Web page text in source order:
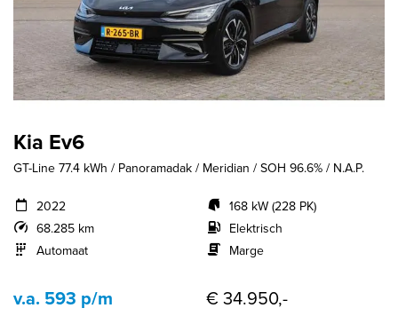
Kia Ev6
GT-Line 77.4 kWh / Panoramadak / Meridian / SOH 96.6% / N.A.P.
2022
68.285 km
Automaat
168 kW (228 PK)
Elektrisch
Marge
v.a. 593 p/m € 34.950,-